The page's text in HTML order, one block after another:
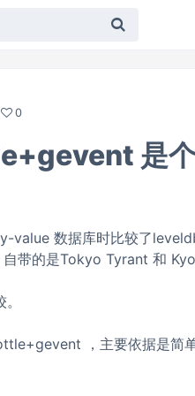
0
是个
value 数据库时比较了
带的是Tokyo Tyrant 和
，主要依据是简单